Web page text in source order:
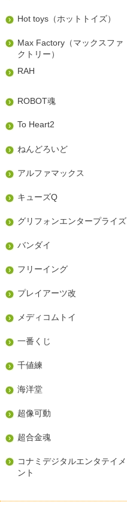
Hot toys（ホットトイズ）
Max Factory（マックスファ
クトリー）
RAH
ROBOT魂
To Heart2
ねんどろいど
アルファマックス
キューズQ
グリフォンエンタープライズ
バンダイ
フリーイング
プレイアーツ改
メディコムトイ
一番くじ
千値練
海洋堂
超像可動
超合金魂
コナミデジタルエンタテイメ
ント